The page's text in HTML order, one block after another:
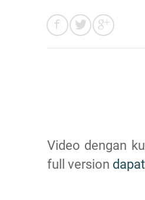
Video dengan
full version